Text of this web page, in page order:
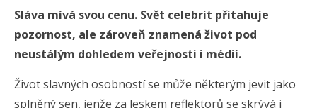
Sláva mívá svou cenu. Svět celebrit přitahuje
pozornost, ale zároveň znamená život pod
neustálým dohledem veřejnosti i médií.
Život slavných osobností se může některým jevit jako
splněný sen, jenže za leskem reflektorů se skrývá i